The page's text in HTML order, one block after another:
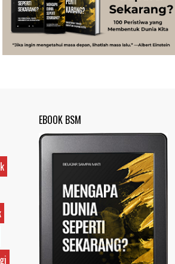
Tubuh Manusia
Umum
Rahasia Togel yang Tidak Dipahami
Pemain Togel
Ilustrasi/zdnet.com Ini adalah catatan
penutup untuk dua catatan saya
adalah istilah yang digunakan untuk
menyebut zat-zat yang tidak diinginkan,
yang terdapat dalam suatu...
Apa yang Disebut Badan Golgi?
Ilustrasi/utakatikotak.com Badan Golgi
(disebut pula aparatus Golgi, kompleks
Golgi, atau diktiosom) adalah organel
yang dikaitkan denga...
Apakah UFO Benar-benar Ada?
Ilustrasi/istimewa Sebagian orang
EBOOK BSM